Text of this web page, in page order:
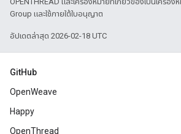
Group และใช้ภายใต้ใบอนุญาต
อัปเดตล่าสุด 2026-02-18 UTC
GitHub
OpenWeave
Happy
OpenThread